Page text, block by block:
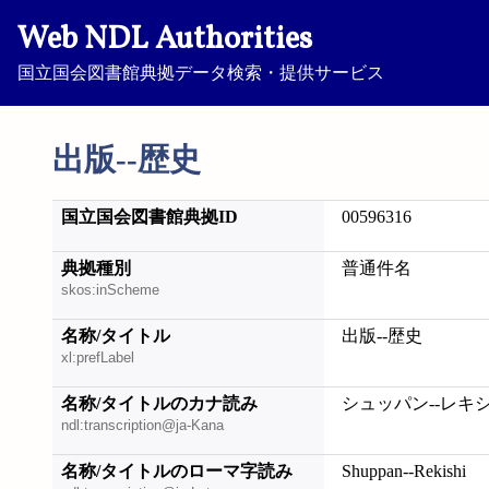
Web NDL Authorities
国立国会図書館典拠データ検索・提供サービス
出版--歴史
国立国会図書館典拠ID 00596316
典拠種別
skos:inScheme
普通件名
名称/タイトル
xl:prefLabel
出版--歴史
名称/タイトルのカナ読み
ndl:transcription@ja-Kana
シュッパン--レキ
名称/タイトルのローマ字読み Shuppan--Rekishi